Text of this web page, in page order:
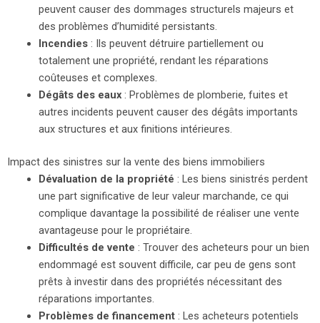
peuvent causer des dommages structurels majeurs et
des problèmes d’humidité persistants.
Incendies: Ils peuvent détruire partiellement ou
totalement une propriété, rendant les réparations
coûteuses et complexes.
Dégâts des eaux: Problèmes de plomberie, fuites et
autres incidents peuvent causer des dégâts importants
aux structures et aux finitions intérieures.
Impact des sinistres sur la vente des biens immobiliers
Dévaluation de la propriété : Les biens sinistrés perdent
une part significative de leur valeur marchande, ce qui
complique davantage la possibilité de réaliser une vente
avantageuse pour le propriétaire.
Difficultés de vente : Trouver des acheteurs pour un bien
endommagé est souvent difficile, car peu de gens sont
prêts à investir dans des propriétés nécessitant des
réparations importantes.
Problèmes de financement: Les acheteurs potentiels